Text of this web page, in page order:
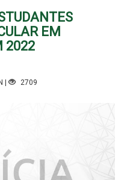
EM
2022
| 2709